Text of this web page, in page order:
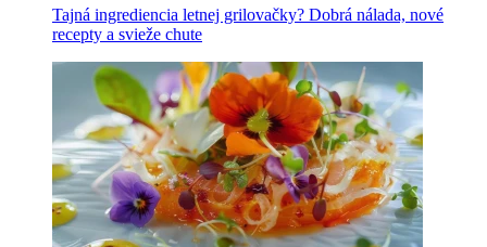
Tajná ingrediencia letnej grilovačky? Dobrá nálada, nové
recepty a svieže chute